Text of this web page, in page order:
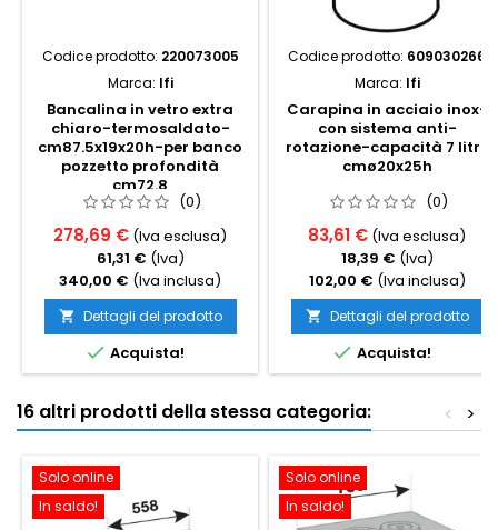
Codice prodotto: 220073005
Marca: Ifi
Bancalina in vetro extra
chiaro-termosaldato-
cm87.5x19x20h-per banco
pozzetto profondità
cm72.8
(0)
278,69 € (Iva esclusa)
61,31 € (Iva)
340,00 € (Iva inclusa)
 Dettagli del prodotto
 Acquista!
Codice prodotto: 609030266
Marca: Ifi
Carapina in acciaio inox-
con sistema anti-
rotazione-capacità 7 litri,
cmø20x25h
(0)
83,61 € (Iva esclusa)
18,39 € (Iva)
102,00 € (Iva inclusa)
 Dettagli del prodotto
 Acquista!
16 altri prodotti della stessa categoria: >
<
Solo online
In saldo!
Solo online
In saldo!